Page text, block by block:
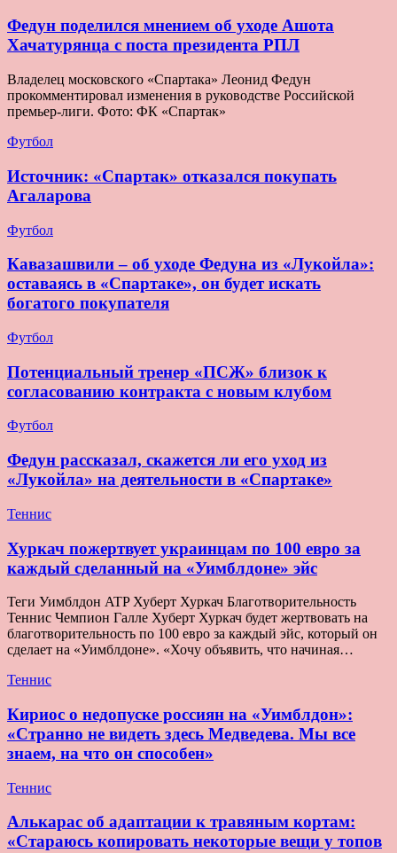
Федун поделился мнением об уходе Ашота
Хачатурянца с поста президента РПЛ
Владелец московского «Спартака» Леонид Федун
прокомментировал изменения в руководстве Российской
премьер-лиги. Фото: ФК «Спартак»
Футбол
Источник: «Спартак» отказался покупать
Агаларова
Футбол
Кавазашвили – об уходе Федуна из «Лукойла»:
оставаясь в «Спартаке», он будет искать
богатого покупателя
Футбол
Потенциальный тренер «ПСЖ» близок к
согласованию контракта с новым клубом
Футбол
Федун рассказал, скажется ли его уход из
«Лукойла» на деятельности в «Спартаке»
Теннис
Хуркач пожертвует украинцам по 100 евро за
каждый сделанный на «Уимблдоне» эйс
Теги Уимблдон ATP Хуберт Хуркач Благотворительность
Теннис Чемпион Галле Хуберт Хуркач будет жертвовать на
благотворительность по 100 евро за каждый эйс, который он
сделает на «Уимблдоне». «Хочу объявить, что начиная…
Теннис
Кириос о недопуске россиян на «Уимблдон»:
«Странно не видеть здесь Медведева. Мы все
знаем, на что он способен»
Теннис
Алькарас об адаптации к травяным кортам:
«Стараюсь копировать некоторые вещи у топов